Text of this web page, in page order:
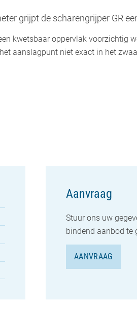
grijpt de scharengrijper GR
kwetsbaar oppervlak voorzichtig
aanslagpunt niet exact in het
Aanvraag
Stuur ons uw
bindend aanbod te
AANVRAAG